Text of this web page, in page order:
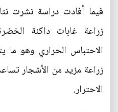
فيما أفادت دراسة نشرت
زراعة غابات داكنة
الاحتباس الحراري وهو ما
زراعة مزيد من الأشجار
الاحترار.